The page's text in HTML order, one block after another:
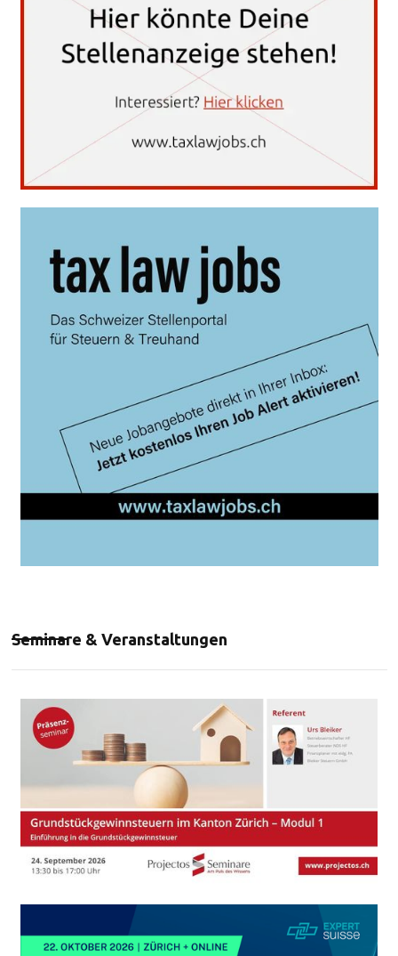
Seminare & Veranstaltungen